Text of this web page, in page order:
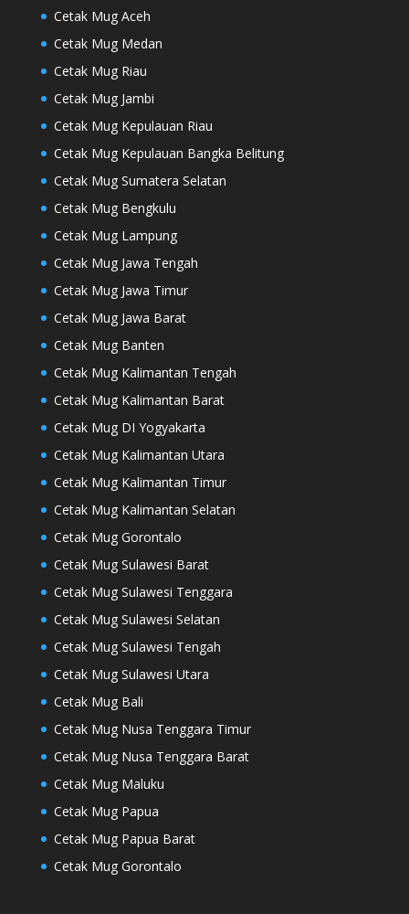
Cetak Mug Aceh
Cetak Mug Medan
Cetak Mug Riau
Cetak Mug Jambi
Cetak Mug Kepulauan Riau
Cetak Mug Kepulauan Bangka Belitung
Cetak Mug Sumatera Selatan
Cetak Mug Bengkulu
Cetak Mug Lampung
Cetak Mug Jawa Tengah
Cetak Mug Jawa Timur
Cetak Mug Jawa Barat
Cetak Mug Banten
Cetak Mug Kalimantan Tengah
Cetak Mug Kalimantan Barat
Cetak Mug DI Yogyakarta
Cetak Mug Kalimantan Utara
Cetak Mug Kalimantan Timur
Cetak Mug Kalimantan Selatan
Cetak Mug Gorontalo
Cetak Mug Sulawesi Barat
Cetak Mug Sulawesi Tenggara
Cetak Mug Sulawesi Selatan
Cetak Mug Sulawesi Tengah
Cetak Mug Sulawesi Utara
Cetak Mug Bali
Cetak Mug Nusa Tenggara Timur
Cetak Mug Nusa Tenggara Barat
Cetak Mug Maluku
Cetak Mug Papua
Cetak Mug Papua Barat
Cetak Mug Gorontalo